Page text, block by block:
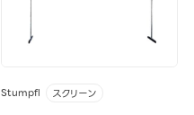
Stumpfl スクリーン